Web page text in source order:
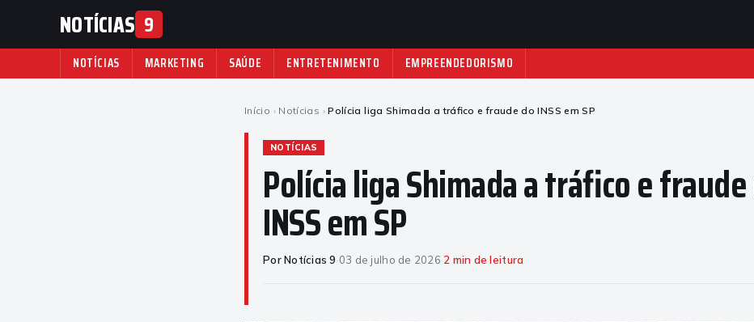
NOTÍCIAS 9
NOTÍCIAS MARKETING SAÚDE ENTRETENIMENTO EMPREENDEDORISMO
Início › Notícias › Polícia liga Shimada a tráfico e fraude do INSS em SP
NOTÍCIAS
Polícia liga Shimada a tráfico e
INSS em SP
Por Notícias 9·03 de julho de 2026·2 min de leitura